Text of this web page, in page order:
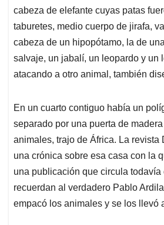
cabeza de elefante cuyas patas
taburetes, medio cuerpo de jirafa,
cabeza de un hipopótamo, la de
salvaje, un jabalí, un leopardo y un
atacando a otro animal, también
En un cuarto contiguo había un
separado por una puerta de
animales, trajo de África. La revista
una crónica sobre esa casa con la
una publicación que circula todavía
recuerdan al verdadero Pablo
empacó los animales y se los llevó